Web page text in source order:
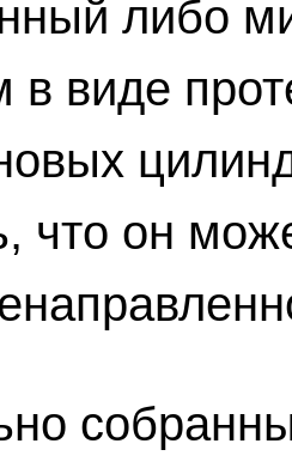
либо
в виде
что он